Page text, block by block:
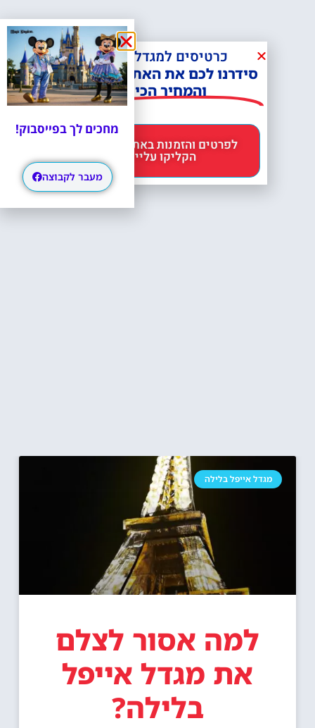
מגדל אייפל בלילה
למה אסור לצלם
את מגדל אייפל
בלילה?
כרטיסים למגדל אייפל?
סידרנו לכם את האתר הכי אמין -
והמחיר הכי זול!
הקליקו עליי 😊
מחכים לך בפייסבוק!
מעבר לקבוצה